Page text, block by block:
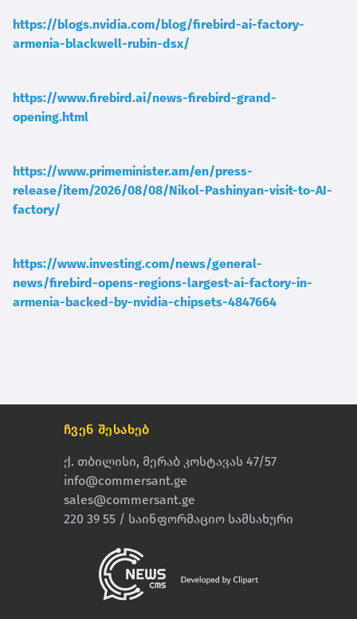
https://blogs.nvidia.com/blog/firebird-ai-factory-
armenia-blackwell-rubin-dsx/
https://www.firebird.ai/news-firebird-grand-
opening.html
https://www.primeminister.am/en/press-
release/item/2026/08/08/Nikol-Pashinyan-visit-to-AI-
factory/
https://www.investing.com/news/general-
news/firebird-opens-regions-largest-ai-factory-in-
armenia-backed-by-nvidia-chipsets-4847664
ჩვენ შესახებ
ქ. თბილისი, მერაბ კოსტავას 47/57
info@commersant.ge
sales@commersant.ge
220 39 55 / საინფორმაციო სამსახური